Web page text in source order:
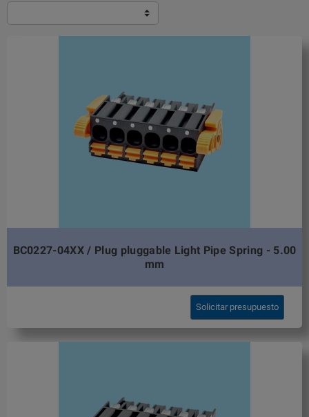
BC0227-04XX / Plug pluggable Light Pipe Spring - 5.00
mm
Solicitar presupuesto